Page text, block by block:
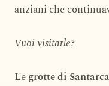
anziani che
Vuoi visitarle?
Legrotte di